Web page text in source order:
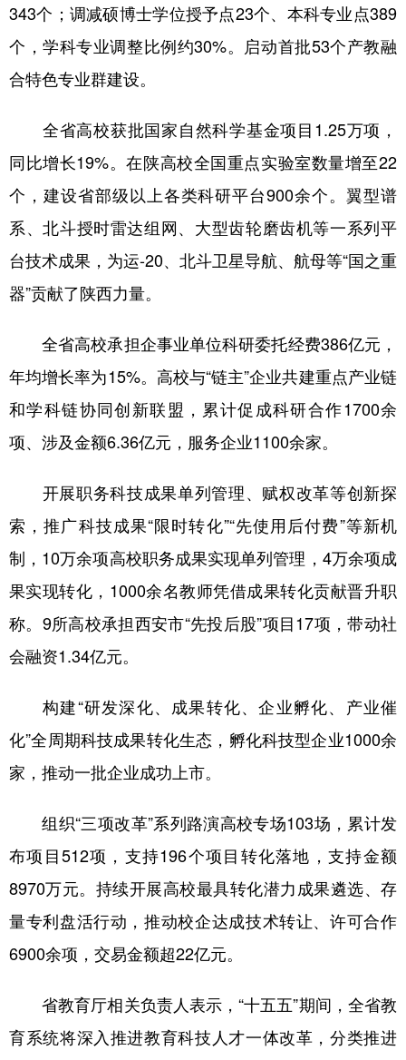
343个；调减硕博士学位授予点23个、本科专业点389
个，学科专业调整比例约30%。启动首批53个产教融
合特色专业群建设。
全省高校获批国家自然科学基金项目1.25万项，
同比增长19%。在陕高校全国重点实验室数量增至22
个，建设省部级以上各类科研平台900余个。翼型谱
系、北斗授时雷达组网、大型齿轮磨齿机等一系列平
台技术成果，为运-20、北斗卫星导航、航母等“国之重
器”贡献了陕西力量。
全省高校承担企事业单位科研委托经费386亿元，
年均增长率为15%。高校与“链主”企业共建重点产业链
和学科链协同创新联盟，累计促成科研合作1700余
项、涉及金额6.36亿元，服务企业1100余家。
开展职务科技成果单列管理、赋权改革等创新探
索，推广科技成果“限时转化”“先使用后付费”等新机
制，10万余项高校职务成果实现单列管理，4万余项成
果实现转化，1000余名教师凭借成果转化贡献晋升职
称。9所高校承担西安市“先投后股”项目17项，带动社
会融资1.34亿元。
构建“研发深化、成果转化、企业孵化、产业催
化”全周期科技成果转化生态，孵化科技型企业1000余
家，推动一批企业成功上市。
组织“三项改革”系列路演高校专场103场，累计发
布项目512项，支持196个项目转化落地，支持金额
8970万元。持续开展高校最具转化潜力成果遴选、存
量专利盘活行动，推动校企达成技术转让、许可合作
6900余项，交易金额超22亿元。
省教育厅相关负责人表示，“十五五”期间，全省教
育系统将深入推进教育科技人才一体改革，分类推进